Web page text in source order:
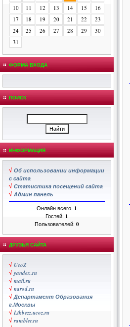
10
11 12 13 14 15
16
17
18 19 20 21 22
23
24
25 26 27 28 29
30
31
ФОРМА ВХОДА
ПОИСК
ИНФОРМАЦИЯ
√ Об использовании информации
с сайта
√ Статистика посещений сайта
√ Админ панель
Онлайн всего: 1
Гостей: 1
Пользователей: 0
ДРУЗЬЯ САЙТА
√ UcoZ
√ yandex.ru
√ mail.ru
√ narod.ru
√Департамент Образования
г.Москвы
√ Likbezz.ucoz.ru
√ rambler.ru